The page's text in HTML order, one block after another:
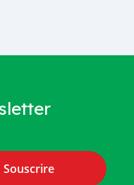
Souscrire